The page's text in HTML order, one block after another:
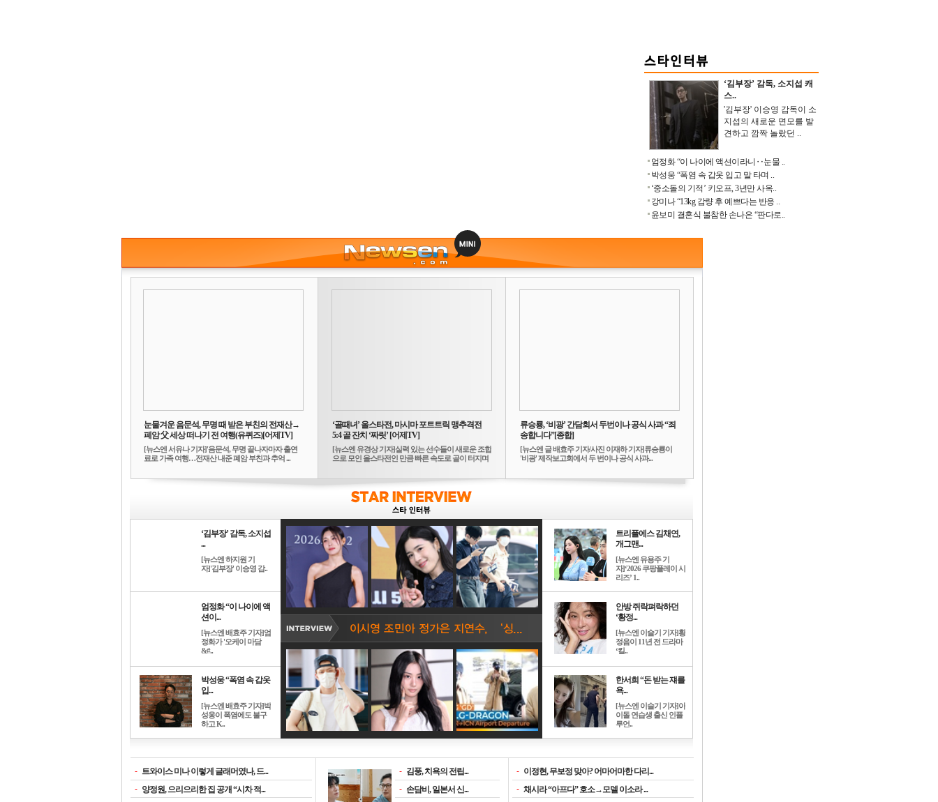
‘김부장’ 감독, 소지섭 캐
스..
'김부장' 이승영 감독이 소
지섭의 새로운 면모를 발
견하고 깜짝 놀랐던 ..
엄정화 “이 나이에 액션이라니‥눈물 ..
박성웅 “폭염 속 갑옷 입고 말 타며 ..
‘중소돌의 기적’ 키오프, 3년만 사옥..
강미나 “13kg 감량 후 예쁘다는 반응 ..
윤보미 결혼식 불참한 손나은 “판다로..
눈물겨운 음문석, 무명 때 받은 부친의 전재산→
폐암 父 세상 떠나기 전 여행(유퀴즈)[어제TV]
[뉴스엔 서유나 기자]'음문석, 무명 끝나자마자 출연
료로 가족 여행…전재산 내준 폐암 부친과 추억 ...
‘골때녀’ 올스타전, 마시마 포트트릭 맹추격전
5:4 골 잔치 ‘짜릿’ [어제TV]
[뉴스엔 유경상 기자]실력 있는 선수들이 새로운 조합
으로 모인 올스타전인 만큼 빠른 속도로 골이 터지며
류승룡, ‘비광’ 간담회서 두번이나 공식 사과 “죄
송합니다”[종합]
[뉴스엔 글 배효주 기자/사진 이재하 기자]류승룡이
'비광' 제작보고회에서 두 번이나 공식 사과...
‘김부장’ 감독, 소지섭
...
[뉴스엔 하지원 기
자]'김부장' 이승영 감..
엄정화 “이 나이에 액
션이...
[뉴스엔 배효주 기자]엄
정화가 '오케이 마담
&#..
박성웅 “폭염 속 갑옷
입...
[뉴스엔 배효주 기자]박
성웅이 폭염에도 불구
하고 K..
트리플에스 김채연,
개그맨...
[뉴스엔 유용주 기
자]‘2026 쿠팡플레이 시
리즈’ 1..
안방 쥐락펴락하던
‘황정...
[뉴스엔 이슬기 기자]황
정음이 11년 전 드라마
‘킬..
한서희 “돈 받는 쟤를
욕...
[뉴스엔 이슬기 기자]아
이돌 연습생 출신 인플
루언..
- 트와이스 미나 이렇게 글래머였나, 드...
- 양정원, 으리으리한 집 공개 “시차 적...
- 김풍, 치욕의 전립...
- 손담비, 일본서 신...
- 이정현, 무보정 맞아? 어마어마한 다리...
- 채시라 “아프다” 호소→모델 이소라 ...